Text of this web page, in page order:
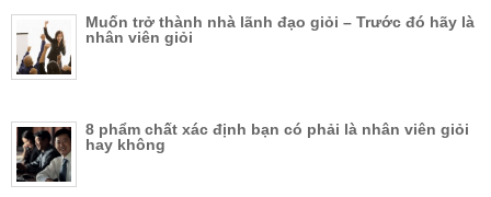
Muốn trở thành nhà lãnh đạo giỏi – Trước đó hãy là
nhân viên giỏi
8 phẩm chất xác định bạn có phải là nhân viên giỏi
hay không